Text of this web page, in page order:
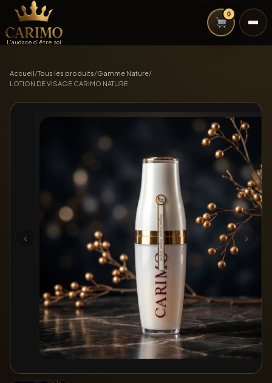
L'audace d'être soi
0
Accueil/Tous les produits/Gamme Nature/
LOTION DE VISAGE CARIMO NATURE
‹ ›